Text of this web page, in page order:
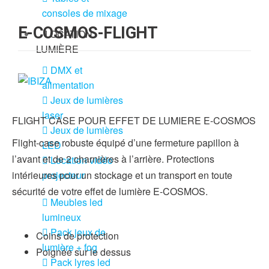
consoles de mixage
LOCATION
LUMIÈRE
DMX et
alimentation
Jeux de lumières
laser
Jeux de lumières
LED
Location vidéo
projecteur
Meubles led
lumineux
Pack jeux de
lumière + fog
Pack lyres led
E-COSMOS-FLIGHT
FLIGHT CASE POUR EFFET DE LUMIERE E-COSMOS
Flight-case robuste équipé d’une fermeture papillon à
l’avant et de 2 charnières à l’arrière. Protections
intérieures pour un stockage et un transport en toute
sécurité de votre effet de lumière E-COSMOS.
Coins de protection
Poignée sur le dessus